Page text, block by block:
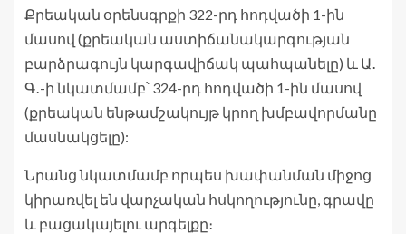
Քրեական օրենսգրքի 322-րդ հոդվածի 1-ին
մասով (քրեական աստիճանակարգության
բարձրագույն կարգավիճակ պահպանելը) և Ա․
Գ․-ի նկատմամբ՝ 324-րդ հոդվածի 1-ին մասով
(քրեական ենթամշակույթ կրող խմբավորմանը
մասնակցելը):
Նրանց նկատմամբ որպես խափանման միջոց
կիրառվել են վարչական հսկողությունը, գրավը
և բացակայելու արգելքը։